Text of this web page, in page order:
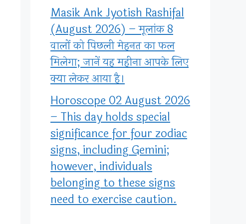
Masik Ank Jyotish Rashifal
(August 2026) – मूलांक 8
वालों को पिछली मेहनत का फल
मिलेगा; जानें यह महीना आपके लिए
क्या लेकर आया है।
Horoscope 02 August 2026
– This day holds special
significance for four zodiac
signs, including Gemini;
however, individuals
belonging to these signs
need to exercise caution.